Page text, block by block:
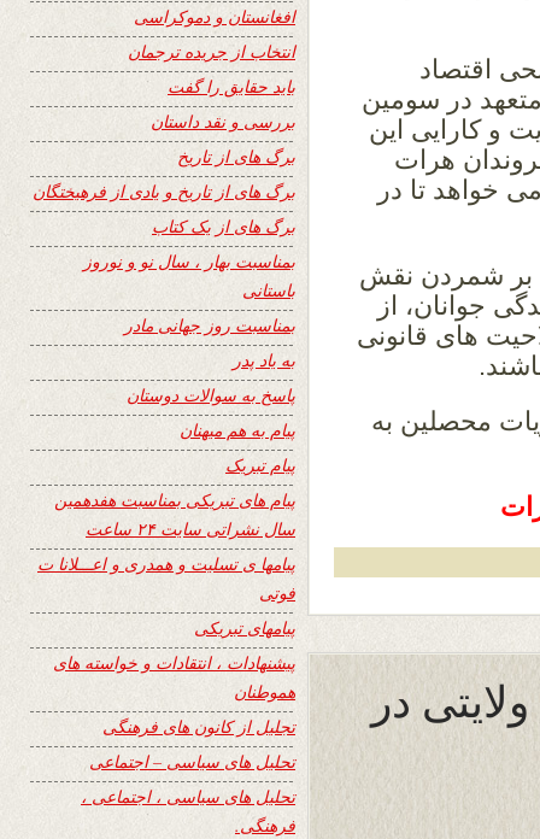
اقتصاد
در سومین
و کارایی این
هرات
خواهد تا در
بر شمردن نقش
جوانان، از
های قانونی
محصلین به
در
افغانستان و دموکراسی
انتخاب از جریده ترجمان
باید حقایق را گفت
بررسی و نقد داستان
برگ های از تاریخ
برگ های از تاریخ و یادی از فرهیختگان
برگ های از یک کتاب
بمناسبت بهار ، سال نو و نوروز
باستانی
بمناسبت روز جهانی مادر
به یاد پدر
پاسخ به سوالات دوستان
پیام به هم میهنان
پیام تبریک
پیام های تبریکی بمناسبت هفدهمین
سال نشراتی سایت ۲۴ ساعت
پیامها ی تسلیت و همدری و اعـــلانا ت
فوتی
پیامهای تبریکی
پیشنهادات ، انتقادات و خواسته های
هموطنان
تجلیل از کانون های فرهنگی
تحلیل های سیاسی – اجتماعی
تحلیل های سیاسی ، اجتماعی ،
فرهنگی.